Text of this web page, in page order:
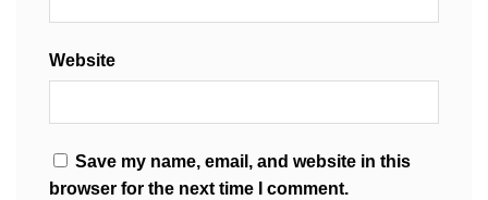
Website
Save my name, email, and website in this
browser for the next time I comment.